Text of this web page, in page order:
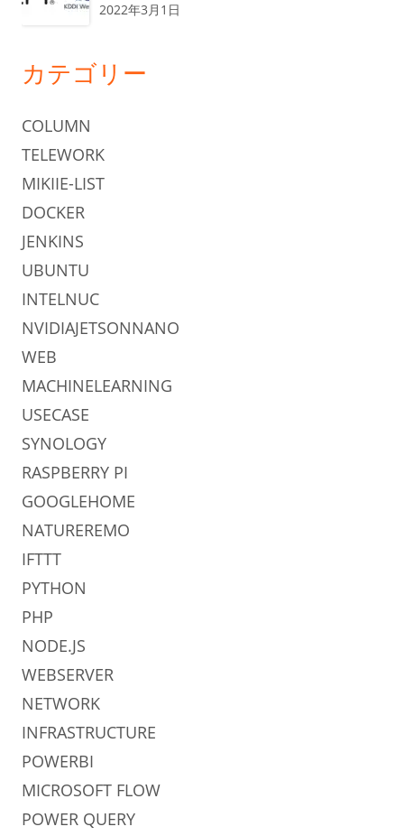
2022年3月1日
カテゴリー
COLUMN
TELEWORK
MIKIIE-LIST
DOCKER
JENKINS
UBUNTU
INTELNUC
NVIDIAJETSONNANO
WEB
MACHINELEARNING
USECASE
SYNOLOGY
RASPBERRY PI
GOOGLEHOME
NATUREREMO
IFTTT
PYTHON
PHP
NODE.JS
WEBSERVER
NETWORK
INFRASTRUCTURE
POWERBI
MICROSOFT FLOW
POWER QUERY